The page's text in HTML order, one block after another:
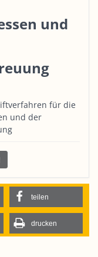
und
für die
und der
teilen
drucken